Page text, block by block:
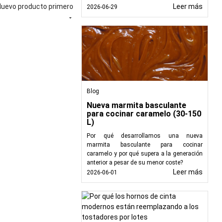
son subproductos
pueden suponer una
para interceptar y
de alcantarillado
que contienen
A medida que las
debido a su
adecuada. El
para garantizar la
producto primero

2026-06-29
Leer más
Blog
Nueva marmita basculante
para cocinar caramelo (30-150
L)
Por qué desarrollamos una nueva
marmita basculante para cocinar
caramelo y por qué supera a la generación
anterior a pesar de su menor coste?
2026-06-01
Leer más